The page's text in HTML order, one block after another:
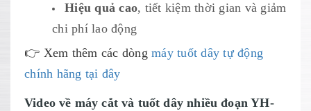
Hiệu quả cao, tiết kiệm thời gian và giảm
chi phí lao động
👉 Xem thêm các dòng máy tuốt dây tự động
chính hãng tại đây
Video về máy cắt và tuốt dây nhiều đoạn YH-